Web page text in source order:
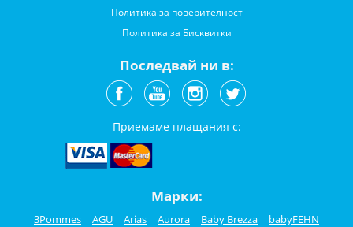
Политика за поверителност
Политика за Бисквитки
Последвай ни в:
Приемаме плащания с:
Марки:
3Pommes AGU Arias Aurora Baby Brezza
babyFEHN